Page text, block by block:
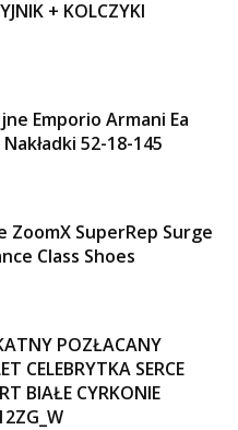
+ KOLCZYKI
Emporio Armani Ea
52-18-145
SuperRep Surge
Class Shoes
POZŁACANY
CELEBRYTKA SERCE
BIAŁE CYRKONIE